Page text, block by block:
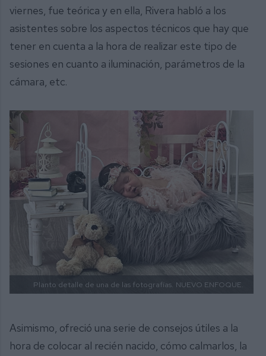
viernes, fue teórica y en ella, Rivera habló a los
asistentes sobre los aspectos técnicos que hay que
tener en cuenta a la hora de realizar este tipo de
sesiones en cuanto a iluminación, parámetros de la
cámara, etc.
Planto detalle de una de las fotografías. NUEVO ENFOQUE.
Asimismo, ofreció una serie de consejos útiles a la
hora de colocar al recién nacido, cómo calmarlos, la